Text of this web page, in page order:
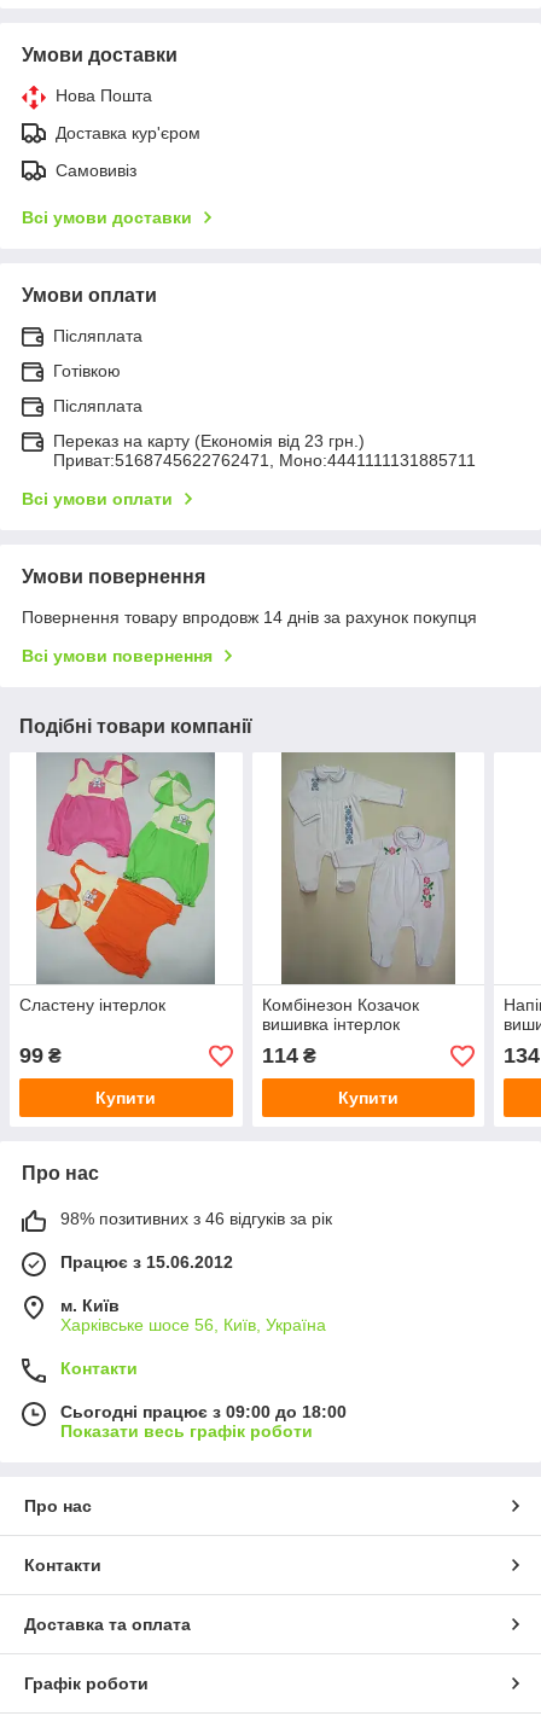
Умови доставки
Нова Пошта
Доставка кур'єром
Самовивіз
Всі умови доставки
Умови оплати
Післяплата
Готівкою
Післяплата
Переказ на карту (Економія від 23 грн.)
Приват:5168745622762471, Моно:4441111131885711
Всі умови оплати
Умови повернення
Повернення товару впродовж 14 днів за рахунок покупця
Всі умови повернення
Подібні товари компанії
Сластену інтерлок
99 ₴
Купити
Комбінезон Козачок
вишивка інтерлок
114₴
Купити
134
Про нас
98% позитивних з 46 відгуків за рік
Працює з 15.06.2012
м. Київ
Харківське шосе 56, Київ, Україна
Контакти
Сьогодні працює з 09:00 до 18:00
Показати весь графік роботи
Про нас
Контакти
Доставка та оплата
Графік роботи